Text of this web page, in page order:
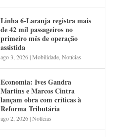
Linha 6-Laranja registra mais
de 42 mil passageiros no
primeiro mês de operação
assistida
ago 3, 2026|Mobilidade ,Notícias
Economia: Ives Gandra
Martins e Marcos Cintra
lançam obra com críticas à
Reforma Tributária
ago 2, 2026|Notícias